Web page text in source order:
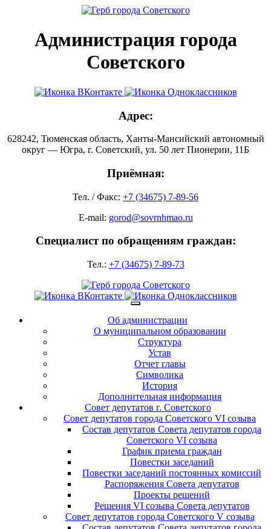
Администрация города
Советского
Адрес:
628242, Тюменская область, Ханты-Мансийский автономный
округ — Югра, г. Советский, ул. 50 лет Пионерии, 11Б
Приёмная:
Тел. / Факс: +7 (34675) 7-89-56
E-mail: gorod@sovrnhmao.ru
Специалист по обращениям граждан:
Тел.: +7 (34675) 7-89-73
Об администрации
О муниципальном образовании
Структура
Устав
Отчет главы
Символика
История
Дополнительная информация
Совет депутатов г. Советского
Совет депутатов города Советского VI созыва
Состав депутатов Совета депутатов города
Советского VI созыва
График приема граждан
Повестки заседаний
Повестки заседаний постоянных комиссий
Распоряжения Совета депутатов
Проекты решений
Решения VI созыва Совета депутатов
Совет депутатов города Советского V созыва